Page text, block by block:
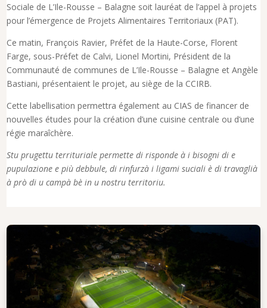
Sociale de L’Ile-Rousse – Balagne soit lauréat de l’appel à projets
pour l’émergence de Projets Alimentaires Territoriaux (PAT).
Ce matin, François Ravier, Préfet de la Haute-Corse, Florent
Farge, sous-Préfet de Calvi, Lionel Mortini, Président de la
Communauté de communes de L’Ile-Rousse – Balagne et Angèle
Bastiani, présentaient le projet, au siège de la CCIRB.
Cette labellisation permettra également au CIAS de financer de
nouvelles études pour la création d’une cuisine centrale ou d’une
régie maraîchère.
Stu prugettu territuriale permette di risponde à i bisogni di e
pupulazione e più debbule, di rinfurzà i ligami suciali è di travaglià
à prò di u campà bè in u nostru territoriu.